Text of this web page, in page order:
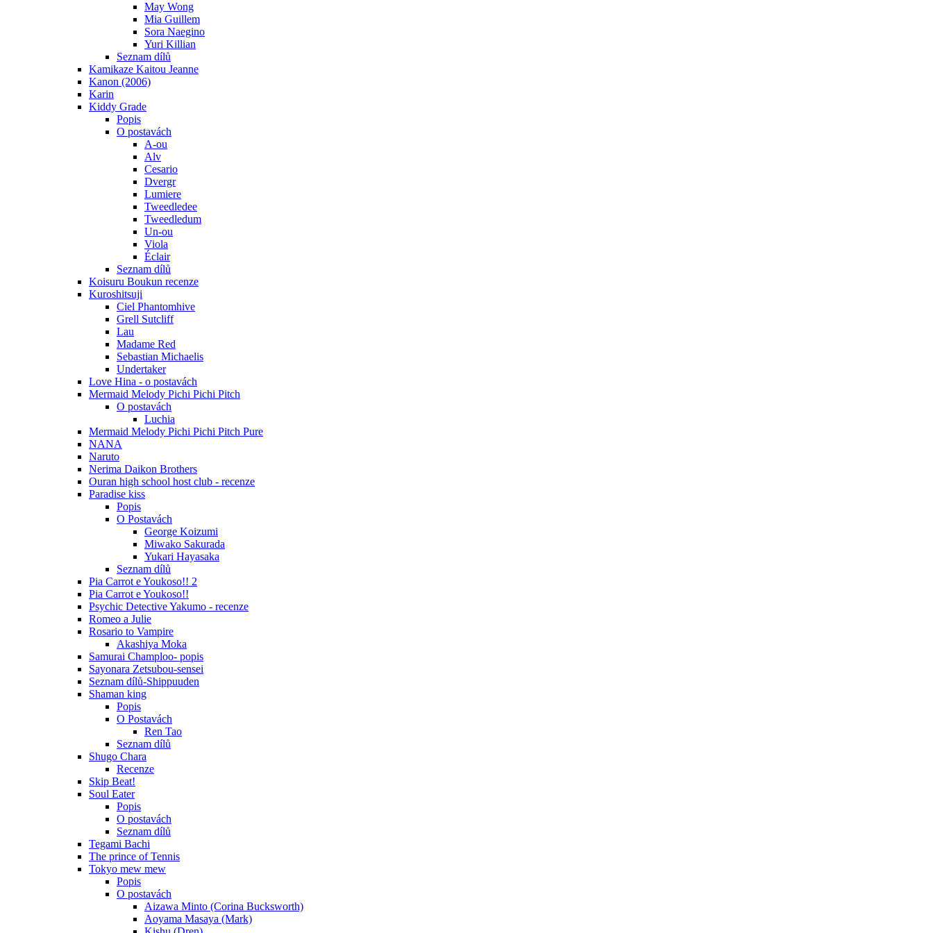
May Wong
Mia Guillem
Sora Naegino
Yuri Killian
Seznam dílů
Kamikaze Kaitou Jeanne
Kanon (2006)
Karin
Kiddy Grade
Popis
O postavách
A-ou
Alv
Cesario
Dvergr
Lumiere
Tweedledee
Tweedledum
Un-ou
Viola
Éclair
Seznam dílů
Koisuru Boukun recenze
Kuroshitsuji
Ciel Phantomhive
Grell Sutcliff
Lau
Madame Red
Sebastian Michaelis
Undertaker
Love Hina - o postavách
Mermaid Melody Pichi Pichi Pitch
O postavách
Luchia
Mermaid Melody Pichi Pichi Pitch Pure
NANA
Naruto
Nerima Daikon Brothers
Ouran high school host club - recenze
Paradise kiss
Popis
O Postavách
George Koizumi
Miwako Sakurada
Yukari Hayasaka
Seznam dílů
Pia Carrot e Youkoso!! 2
Pia Carrot e Youkoso!!
Psychic Detective Yakumo - recenze
Romeo a Julie
Rosario to Vampire
Akashiya Moka
Samurai Champloo- popis
Sayonara Zetsubou-sensei
Seznam dílů-Shippuuden
Shaman king
Popis
O Postavách
Ren Tao
Seznam dílů
Shugo Chara
Recenze
Skip Beat!
Soul Eater
Popis
O postavách
Seznam dílů
Tegami Bachi
The prince of Tennis
Tokyo mew mew
Popis
O postavách
Aizawa Minto (Corina Bucksworth)
Aoyama Masaya (Mark)